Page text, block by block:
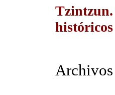
Tzintzun.